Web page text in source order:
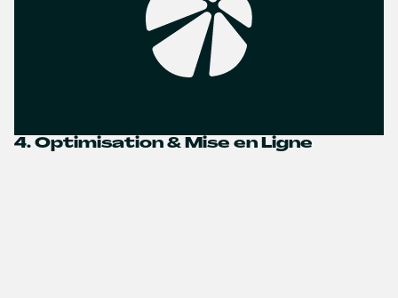
4. Optimisation & Mise en Ligne